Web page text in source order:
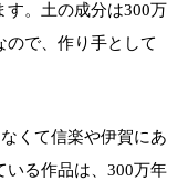
す。土の成分は300万
ので、作り手として
くて信楽や伊賀にあ
いる作品は、300万年